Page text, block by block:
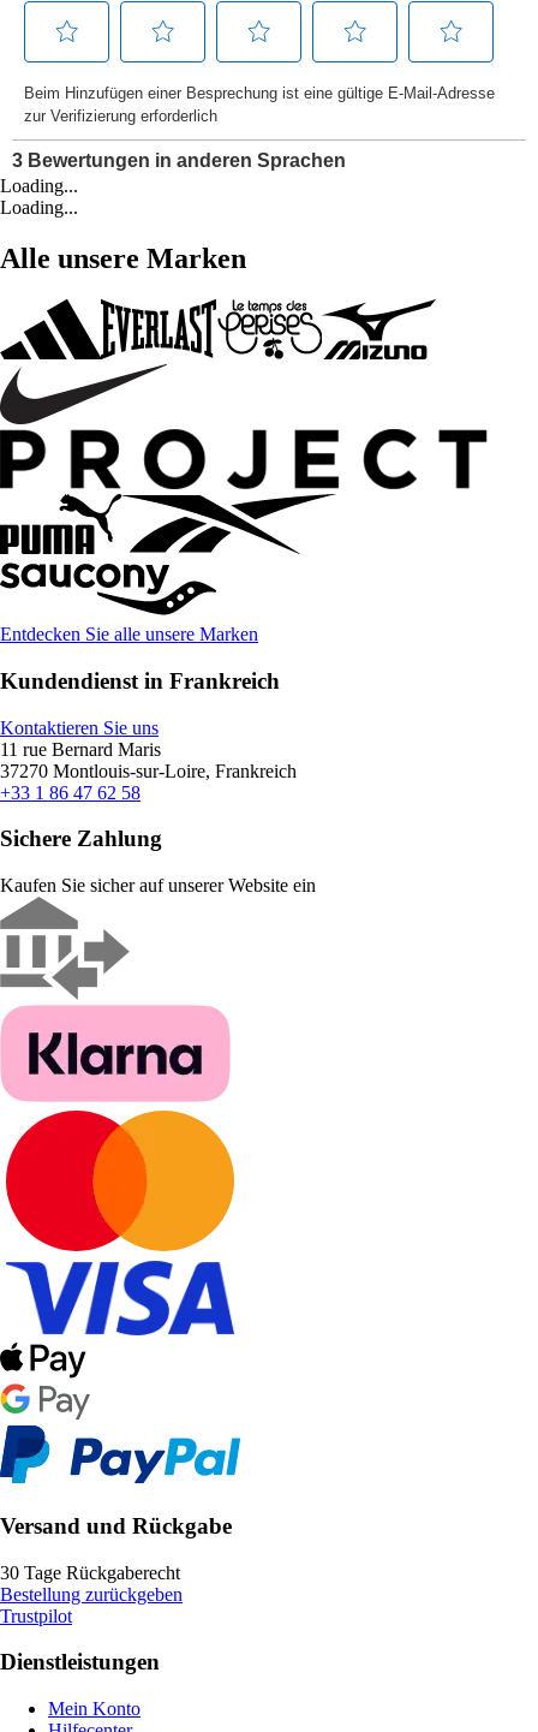
Loading...
Loading...
Alle unsere Marken
Entdecken Sie alle unsere Marken
Kundendienst in Frankreich
Kontaktieren Sie uns
11 rue Bernard Maris
37270 Montlouis-sur-Loire, Frankreich
+33 1 86 47 62 58
Sichere Zahlung
Kaufen Sie sicher auf unserer Website ein
Versand und Rückgabe
30 Tage Rückgaberecht
Bestellung zurückgeben
Trustpilot
Dienstleistungen
Mein Konto